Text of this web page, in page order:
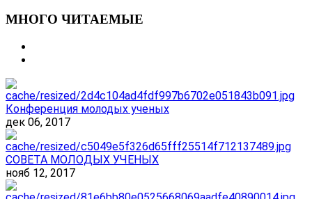
МНОГО ЧИТАЕМЫЕ
Конференция молодых ученых
дек 06, 2017
СОВЕТА МОЛОДЫХ УЧЕНЫХ
нояб 12, 2017